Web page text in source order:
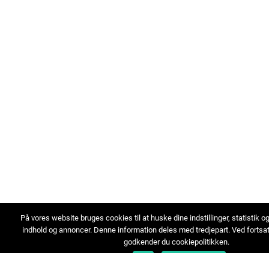
På vores website bruges cookies til at huske dine indstillinger, statistik
indhold og annoncer. Denne information deles med tredjepart. Ved
godkender du cookiepolitikken.